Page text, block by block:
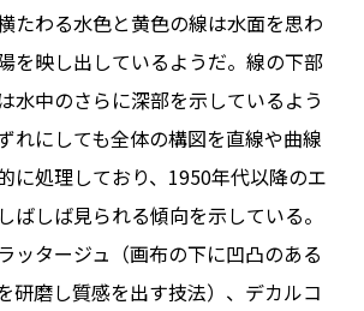
たわる水色と黄色の線は水面を思わ
を映し出しているようだ。線の下部
水中のさらに深部を示しているよう
れにしても全体の構図を直線や曲線
に処理しており、1950年代以降のエ
ばしば見られる傾向を示している。
ッタージュ（画布の下に凹凸のある
研磨し質感を出す技法）、デカルコ